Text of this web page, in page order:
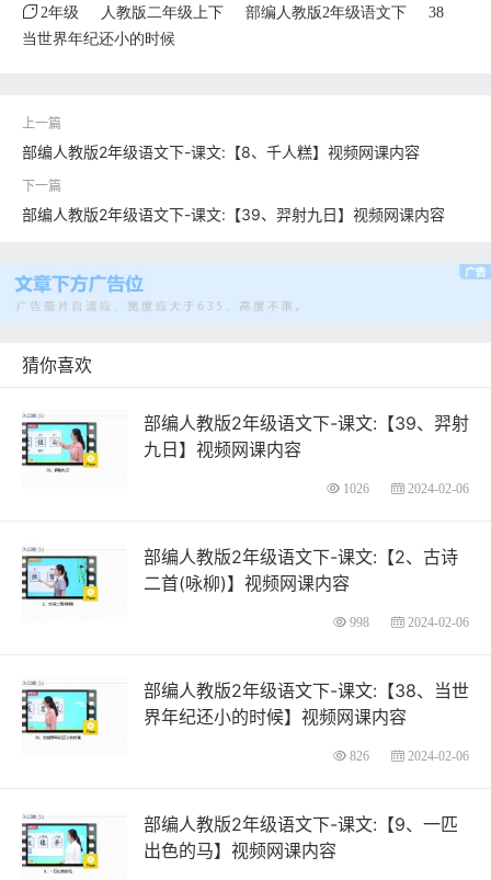
2年级 人教版二年级上下 部编人教版2年级语文下
38
当世界年纪还小的时候
部编人教版2年级语文下-课文:【8、千人糕】视频网课内容
部编人教版2年级语文下-课文:【39、羿射九日】视频网课内容
猜你喜欢
部编人教版2年级语文下-课文:【39、羿射
九日】视频网课内容
1026 2024-02-06
部编人教版2年级语文下-课文:【2、古诗
二首(咏柳)】视频网课内容
998 2024-02-06
部编人教版2年级语文下-课文:【38、当世
界年纪还小的时候】视频网课内容
826 2024-02-06
部编人教版2年级语文下-课文:【9、一匹
出色的马】视频网课内容